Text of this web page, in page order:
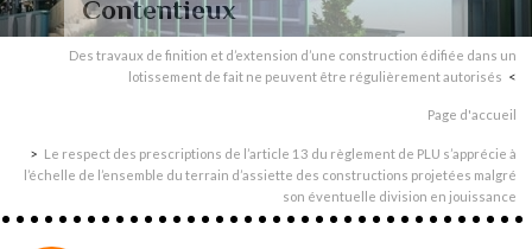
Contentieux
Des travaux de finition et d’extension d’une construction édifiée dans un
lotissement de fait ne peuvent être régulièrement autorisés
Page d'accueil
Le respect des prescriptions de l’article 13 du règlement de PLU s’apprécie à
l’échelle de l’ensemble du terrain d’assiette des constructions projetées malgré
son éventuelle division en jouissance